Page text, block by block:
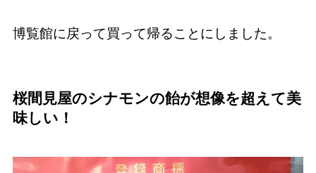
博覧館に戻って買って帰ることにしました。
桜間見屋のシナモンの飴が想像を超えて美
味しい！